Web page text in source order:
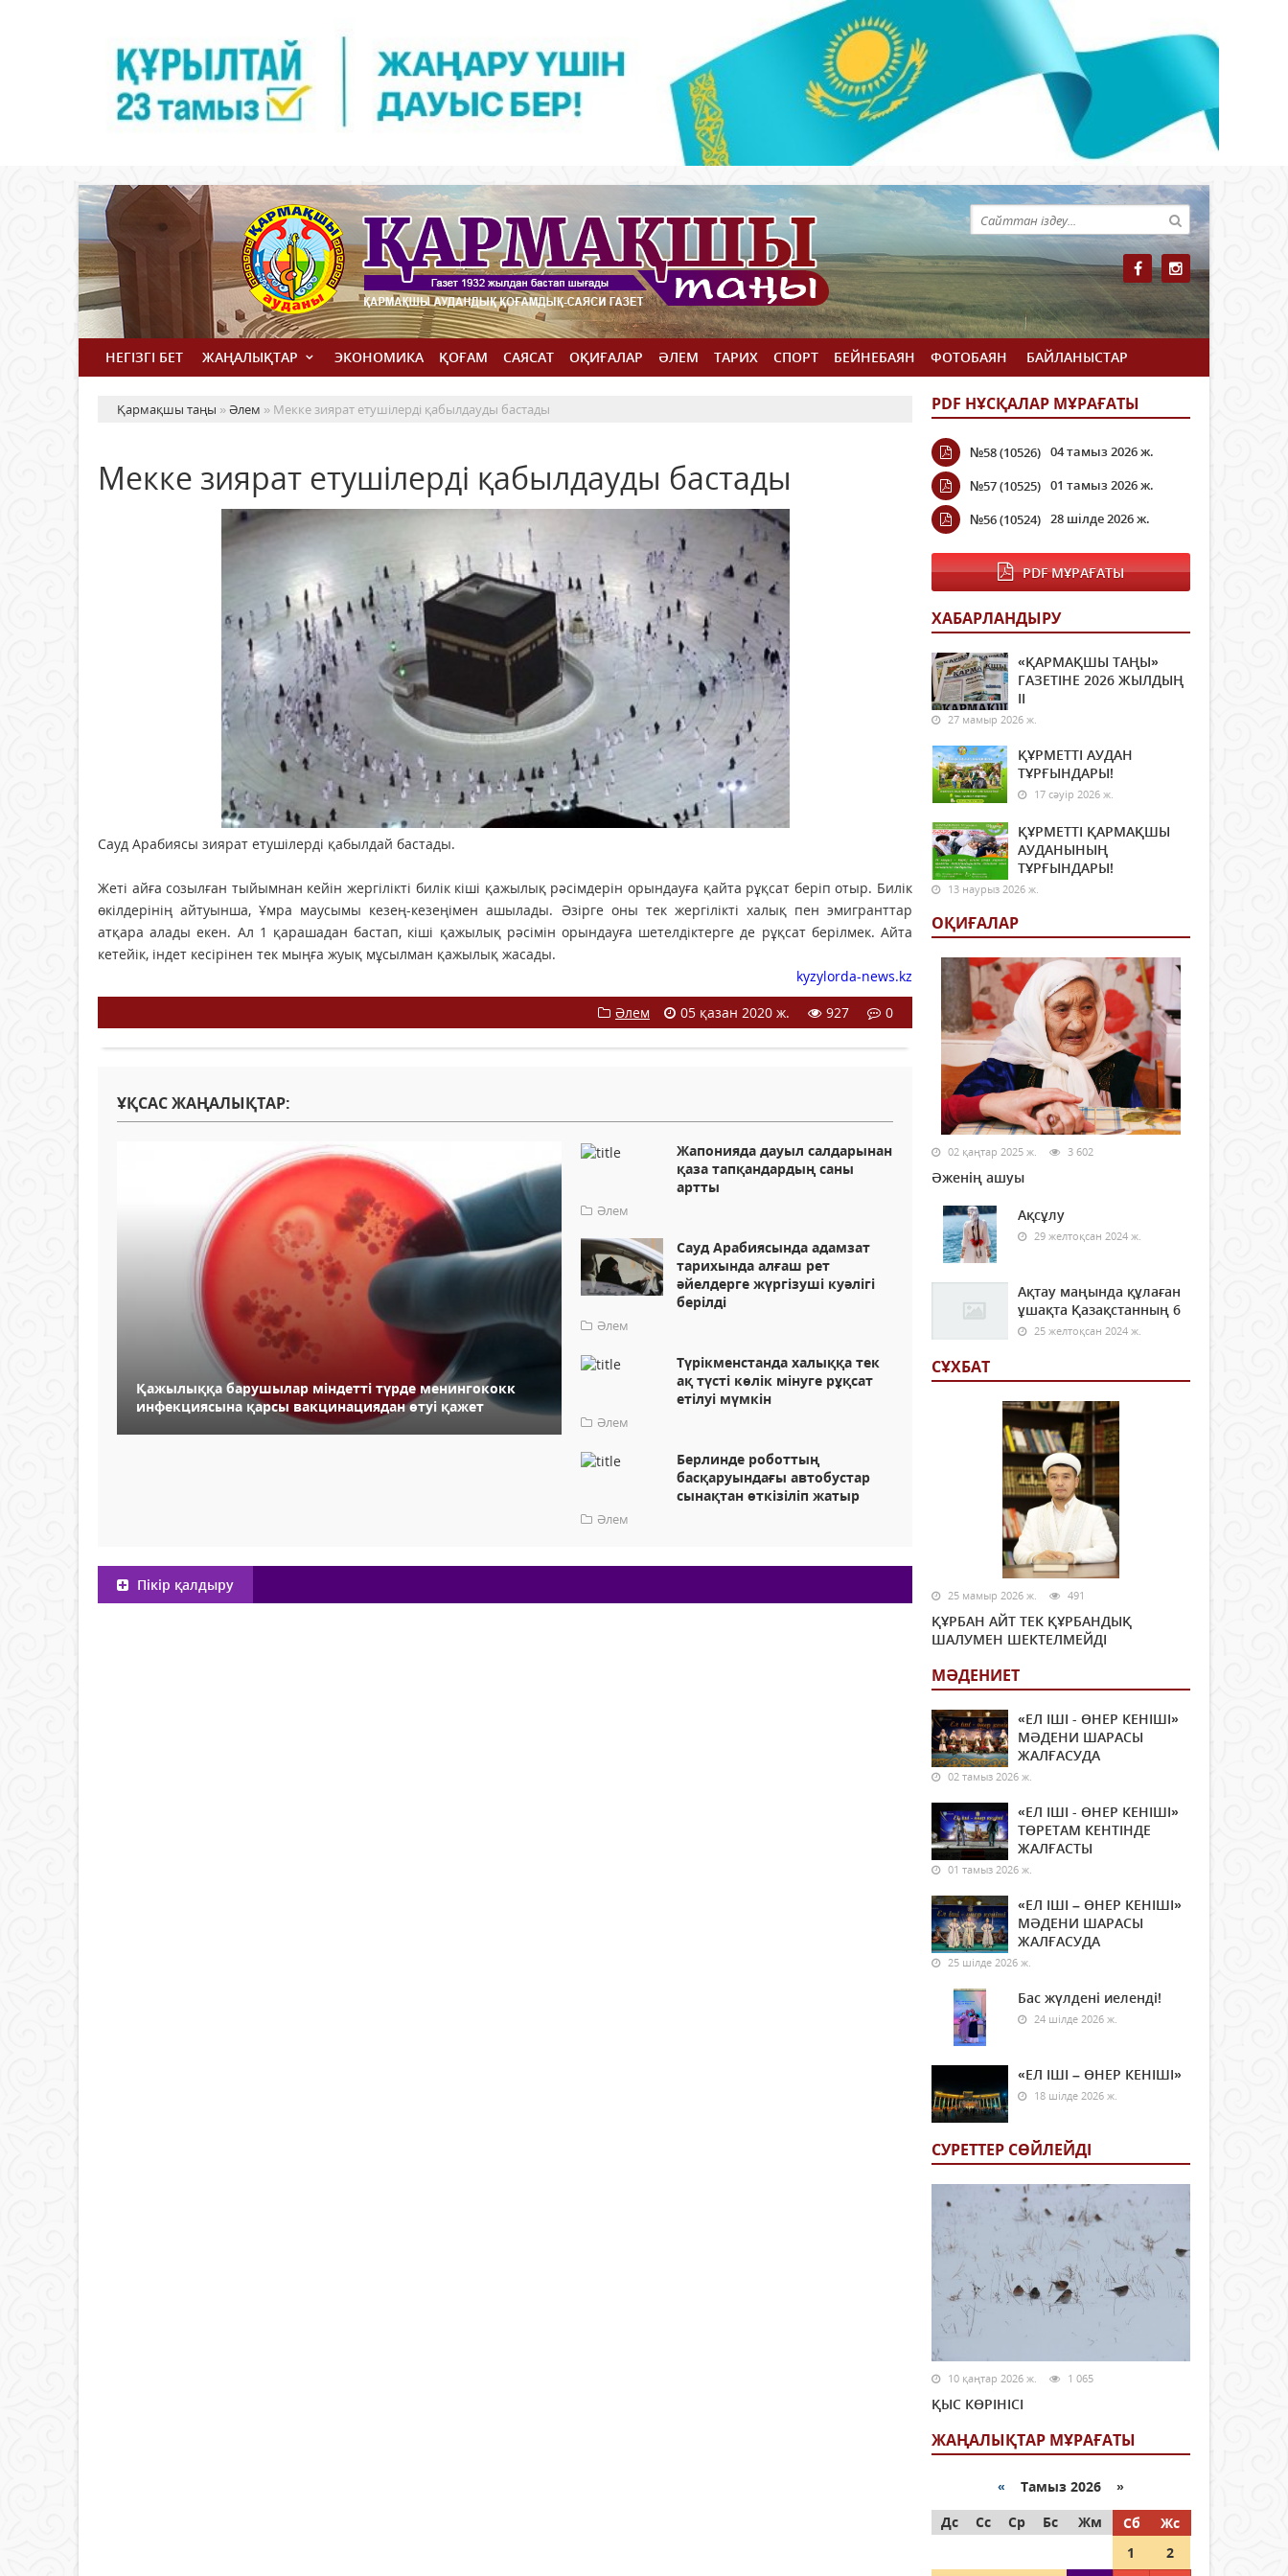
НЕГІЗГІ БЕТ ЖАҢАЛЫҚТАР ЭКОНОМИКА ҚОҒАМ САЯСАТ ОҚИҒАЛАР ӘЛЕМ ТАРИХ СПОРТ БЕЙНЕБАЯН ФОТОБАЯН БАЙЛАНЫСТАР
Қармақшы таңы »Әлем » Мекке зиярат етушілерді қабылдауды бастады
Мекке зиярат етушілерді қабылдауды бастады
Сауд Арабиясы зиярат етушілерді қабылдай бастады.
Жеті айға созылған тыйымнан кейін жергілікті билік кіші қажылық рәсімдерін орындауға қайта рұқсат беріп отыр. Билік
өкілдерінің айтуынша, Ұмра маусымы кезең-кезеңімен ашылады. Әзірге оны тек жергілікті халық пен эмигранттар
атқара алады екен. Ал 1 қарашадан бастап, кіші қажылық рәсімін орындауға шетелдіктерге де рұқсат берілмек. Айта
кетейік, індет кесірінен тек мыңға жуық мұсылман қажылық жасады.
kyzylorda-news.kz
Әлем
05 қазан 2020 ж. 927 0
ҰҚСАС ЖАҢАЛЫҚТАР:
Қажылыққа барушылар міндетті түрде менингококк
инфекциясына қарсы вакцинациядан өтуі қажет
Жапонияда дауыл салдарынан
қаза тапқандардың саны
артты
Әлем
Сауд Арабиясында адамзат
тарихында алғаш рет
әйелдерге жүргізуші куәлігі
берілді
Әлем
Түрікменстанда халыққа тек
ақ түсті көлік мінуге рұқсат
етілуі мүмкін
Әлем
Берлинде роботтың
басқаруындағы автобустар
сынақтан өткізіліп жатыр
Әлем
Пікір қалдыру
PDF НҰСҚАЛАР МҰРАҒАТЫ
№58 (10526) 04 тамыз 2026 ж.
№57 (10525) 01 тамыз 2026 ж.
№56 (10524) 28 шілде 2026 ж.
PDF МҰРАҒАТЫ
ХАБАРЛАНДЫРУ
«ҚАРМАҚШЫ ТАҢЫ»
ГАЗЕТІНЕ 2026 ЖЫЛДЫҢ
ІI
27 мамыр 2026 ж.
ҚҰРМЕТТІ АУДАН
ТҰРҒЫНДАРЫ!
17 сәуір 2026 ж.
ҚҰРМЕТТІ ҚАРМАҚШЫ
АУДАНЫНЫҢ
ТҰРҒЫНДАРЫ!
13 наурыз 2026 ж.
ОҚИҒАЛАР
02 қаңтар 2025 ж. 3 602
Әженің ашуы
Ақсұлу
29 желтоқсан 2024 ж.
Ақтау маңында құлаған
ұшақта Қазақстанның 6
25 желтоқсан 2024 ж.
СҰХБАТ
25 мамыр 2026 ж. 491
ҚҰРБАН АЙТ ТЕК ҚҰРБАНДЫҚ
ШАЛУМЕН ШЕКТЕЛМЕЙДІ
МӘДЕНИЕТ
«ЕЛ ІШІ - ӨНЕР КЕНІШІ»
МӘДЕНИ ШАРАСЫ
ЖАЛҒАСУДА
02 тамыз 2026 ж.
«ЕЛ ІШІ - ӨНЕР КЕНІШІ»
ТӨРЕТАМ КЕНТІНДЕ
ЖАЛҒАСТЫ
01 тамыз 2026 ж.
«ЕЛ ІШІ – ӨНЕР КЕНІШІ»
МӘДЕНИ ШАРАСЫ
ЖАЛҒАСУДА
25 шілде 2026 ж.
Бас жүлдені иеленді!
24 шілде 2026 ж.
«ЕЛ ІШІ – ӨНЕР КЕНІШІ»
18 шілде 2026 ж.
СУРЕТТЕР СӨЙЛЕЙДI
10 қаңтар 2026 ж. 1 065
ҚЫС КӨРІНІСІ
ЖАҢАЛЫҚТАР МҰРАҒАТЫ
« Тамыз 2026 »
Дс
Сс Ср Бс Жм Сб
Жс
1
2